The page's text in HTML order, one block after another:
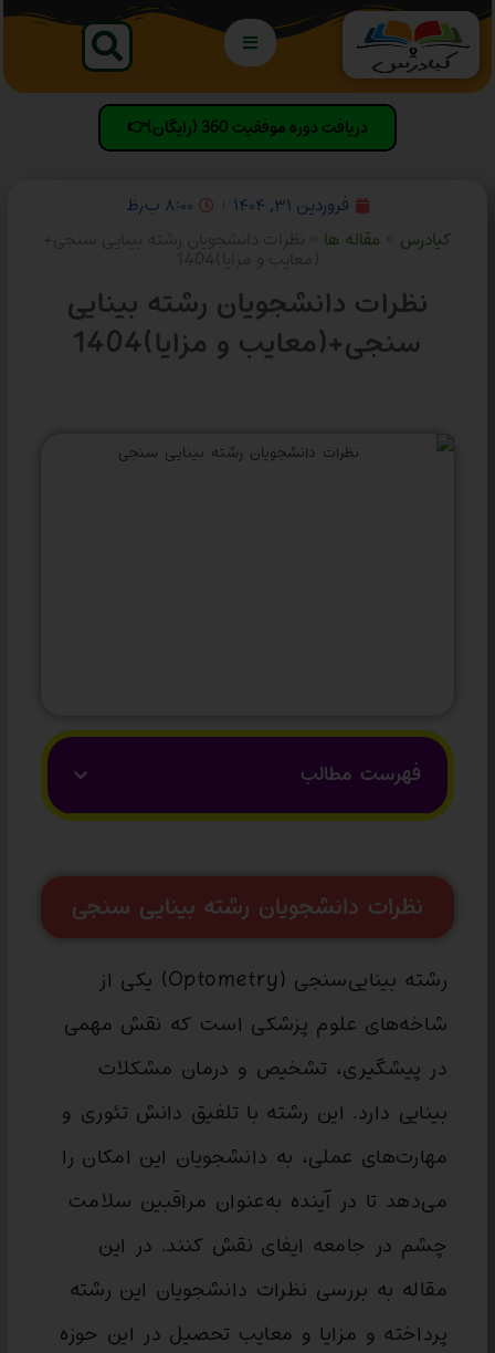
دریافت دوره موفقیت 360 (رایگان)👉
فروردین ۳۱, ۱۴۰۴
۸:۰۰ ب٫ظ
کیادرس
مقاله ها
نظرات دانشجویان رشته بینایی
سنجی+(معایب و مزایا)1404
فهرست مطالب
نظرات دانشجویان رشته بینایی سنجی
رشته بینایی‌سنجی (Optometry) یکی از
شاخه‌های علوم پزشکی است که نقش مهمی
در پیشگیری، تشخیص و درمان مشکلات
بینایی دارد. این رشته با تلفیق دانش تئوری و
مهارت‌های عملی، به دانشجویان این امکان را
می‌دهد تا در آینده به‌عنوان مراقبین سلامت
چشم در جامعه ایفای نقش کنند. در این
مقاله به بررسی نظرات دانشجویان این رشته
پرداخته و مزایا و معایب تحصیل در این حوزه